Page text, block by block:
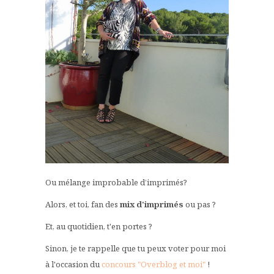
Ou mélange improbable d’imprimés?
Alors, et toi, fan des mix d'imprimés ou pas ?
Et, au quotidien, t'en portes ?
Sinon, je te rappelle que tu peux voter pour moi
à l'occasion duconcours "Overblog et moi" !